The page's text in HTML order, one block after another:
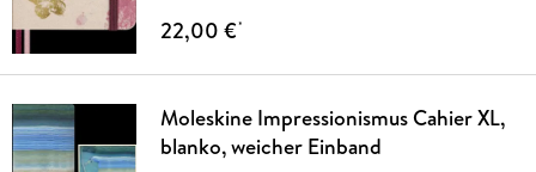
22,00 €*
Moleskine Impressionismus Cahier XL,
blanko, weicher Einband